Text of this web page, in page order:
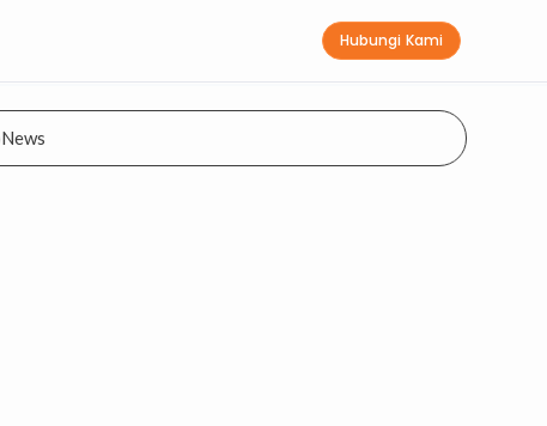
Hubungi Kami
News